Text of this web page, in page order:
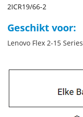
2ICR19/66-2
Geschikt voor:
Lenovo Flex 2-15 Series